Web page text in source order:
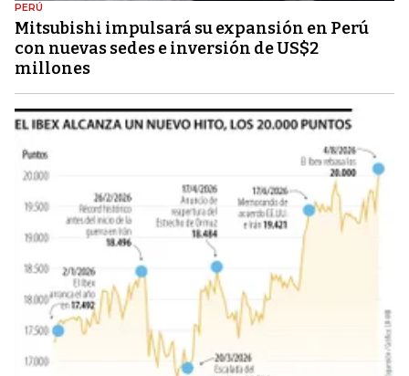
PERÚ
Mitsubishi impulsará su expansión en Perú
con nuevas sedes e inversión de US$2
millones